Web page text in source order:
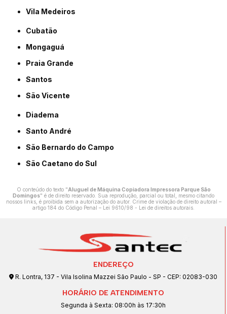
Vila Medeiros
Cubatão
Mongaguá
Praia Grande
Santos
São Vicente
Diadema
Santo André
São Bernardo do Campo
São Caetano do Sul
O conteúdo do texto "Aluguel de Máquina Copiadora Impressora Parque São
Domingos" é de direito reservado. Sua reprodução, parcial ou total, mesmo citando
nossos links, é proibida sem a autorização do autor. Crime de violação de direito autoral –
artigo 184 do Código Penal – Lei 9610/98 - Lei de direitos autorais
ENDEREÇO
R. Lontra, 137 - Vila Isolina Mazzei São Paulo - SP - CEP: 02083-030
HORÁRIO DE ATENDIMENTO
Segunda à Sexta: 08:00h às 17:30h